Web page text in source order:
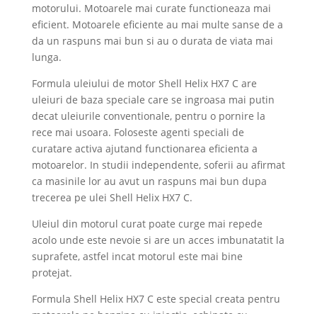
motorului. Motoarele mai curate functioneaza mai
eficient. Motoarele eficiente au mai multe sanse de a
da un raspuns mai bun si au o durata de viata mai
lunga.
Formula uleiului de motor Shell Helix HX7 C are
uleiuri de baza speciale care se ingroasa mai putin
decat uleiurile conventionale, pentru o pornire la
rece mai usoara. Foloseste agenti speciali de
curatare activa ajutand functionarea eficienta a
motoarelor. In studii independente, soferii au afirmat
ca masinile lor au avut un raspuns mai bun dupa
trecerea pe ulei Shell Helix HX7 C.
Uleiul din motorul curat poate curge mai repede
acolo unde este nevoie si are un acces imbunatatit la
suprafete, astfel incat motorul este mai bine
protejat.
Formula Shell Helix HX7 C este special creata pentru